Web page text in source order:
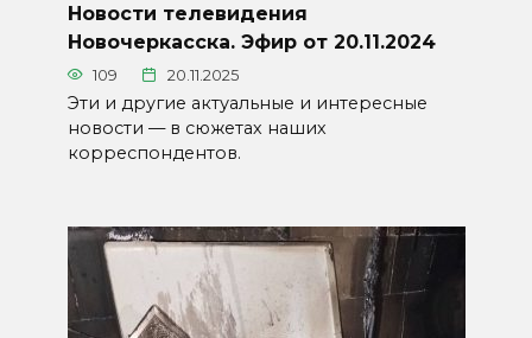
Новости телевидения
Новочеркасска. Эфир от 20.11.2024
109 20.11.2025
Эти и другие актуальные и интересные
новости — в сюжетах наших
корреспондентов.